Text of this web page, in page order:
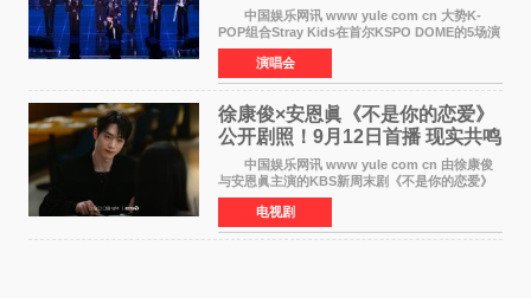
中国娱乐网讯 www yule com cn 大势K-
POP组合Stray Kids在首尔KSPO DOME的5场演
唱会全部售罄，为新世界巡演拉开序幕。据所属
社JYP娱乐透露，Stray Kids于上月25至26日、
29日及本月1至2日
演唱会
徐康俊×安恩眞《不是你的恋爱》
公开剧照！9月12日首播 现实共鸣
罗曼史来袭
中国娱乐网讯 www yule com cn 由徐康俊
与安恩眞主演的KBS新周末剧《不是你的恋爱》
于近日公开首波剧照，正式定档9月12日首
播。 剧照中，徐康俊与安恩眞并肩而坐，眼
神中流露出复杂而微
电视剧